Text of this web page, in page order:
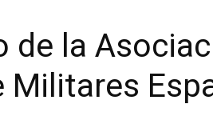
de la
Militares